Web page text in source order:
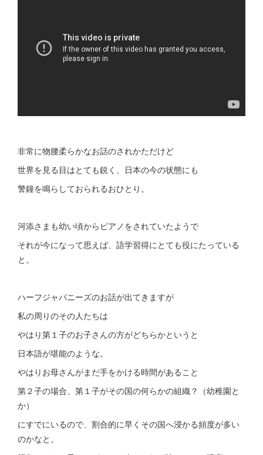
非常に物腰柔らかなお話のされかただけど
世界を見る目はとても鋭く、日本の今の状態にも
警鐘を鳴らしておられるおひとり。
河添さまも幼い頃からピアノをされていたようで
それが今になって思えば、語学習得にとても役にたっている
と。
ハーフジャパニーズのお話が出てきますが
私の周りのその人たちは
やはり第１子のお子さんの方がどちらかというと
日本語が堪能のような。
やはりお母さんがまだ手をかける時間があること
第２子の場合、第１子がその国の何らかの組織？（幼稚園と
か）
にすでにいるので、割合的に早くその国へ浸かる頻度が多い
のかなと。